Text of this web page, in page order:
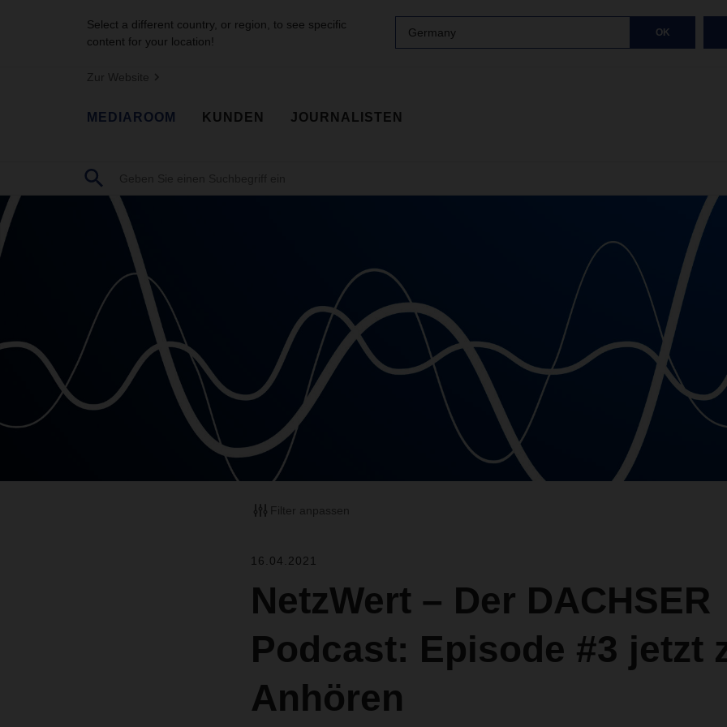
Select a different country, or region, to see specific
content for your location!
Germany OK
Zur Website
MEDIAROOM KUNDEN JOURNALISTEN
Filter anpassen
16.04.2021
NetzWert – Der DACHSER
Podcast: Episode #3 jetzt
Anhören